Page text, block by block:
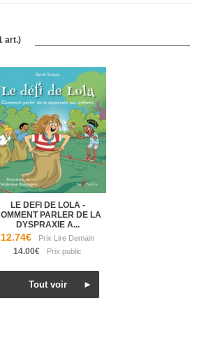
art.)
LE DEFI DE LOLA -
PARLER DE LA
DYSPRAXIE A...
12.74€
14.00€